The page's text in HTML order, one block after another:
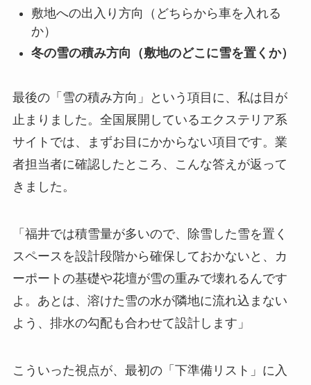
敷地への出入り方向（どちらから車を入れる
か）
冬の雪の積み方向（敷地のどこに雪を置くか）
最後の「雪の積み方向」という項目に、私は目が
止まりました。全国展開しているエクステリア系
サイトでは、まずお目にかからない項目です。業
者担当者に確認したところ、こんな答えが返って
きました。
「福井では積雪量が多いので、除雪した雪を置く
スペースを設計段階から確保しておかないと、カ
ーポートの基礎や花壇が雪の重みで壊れるんです
よ。あとは、溶けた雪の水が隣地に流れ込まない
よう、排水の勾配も合わせて設計します」
こういった視点が、最初の「下準備リスト」に入